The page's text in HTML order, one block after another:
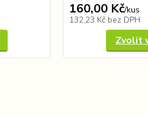
160,00 Kč/kus
132,23 Kč bez DPH
Zvolit